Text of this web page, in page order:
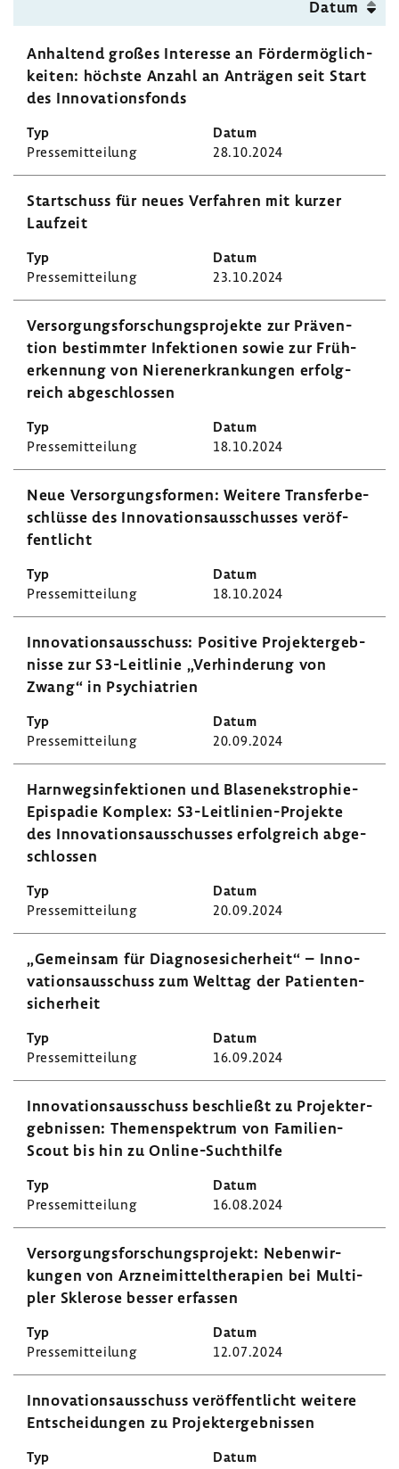
Datum
Anhal­tend großes Inter­esse an Förder­mög­lich­
keiten: höchste Anzahl an Anträgen seit Start
des Inno­va­ti­ons­fonds
Pres­se­mit­tei­lung 28.10.2024
Start­schuss für neues Verfahren mit kurzer
Lauf­zeit
Pres­se­mit­tei­lung 23.10.2024
Versor­gungs­for­schungs­pro­jekte zur Präven­
tion bestimmter Infek­tionen sowie zur Früh­
erken­nung von Nieren­er­kran­kungen erfolg­
reich abge­schlossen
Pres­se­mit­tei­lung 18.10.2024
Neue Versor­gungs­formen: Weitere Trans­fer­be­
schlüsse des Inno­va­ti­ons­aus­schusses veröf­
fent­licht
Pres­se­mit­tei­lung 18.10.2024
Inno­va­ti­ons­aus­schuss: Posi­tive Projekt­er­geb­
nisse zur S3-​Leitlinie „Verhin­de­rung von
Zwang“ in Psych­ia­trien
Pres­se­mit­tei­lung 20.09.2024
Harn­wegs­in­fek­tionen und Blasenekstrophie-​
Epispadie Komplex: S3-​Leitlinien-Projekte
des Inno­va­ti­ons­aus­schusses erfolg­reich abge­
schlossen
Pres­se­mit­tei­lung 20.09.2024
„Gemeinsam für Diagno­se­si­cher­heit“ – Inno­
va­ti­ons­aus­schuss zum Welttag der Pati­en­ten­
si­cher­heit
Pres­se­mit­tei­lung 16.09.2024
Inno­va­ti­ons­aus­schuss beschließt zu Projekt­er­
geb­nissen: Themen­spek­trum von Familien-​
Scout bis hin zu Online-​Suchthilfe
Pres­se­mit­tei­lung 16.08.2024
Versor­gungs­for­schungs­pro­jekt: Neben­wir­
kungen von Arznei­mit­tel­the­ra­pien bei Multi­
pler Skle­rose besser erfassen
Pres­se­mit­tei­lung 12.07.2024
Inno­va­ti­ons­aus­schuss veröf­fent­licht weitere
Entschei­dungen zu Projekt­er­geb­nissen